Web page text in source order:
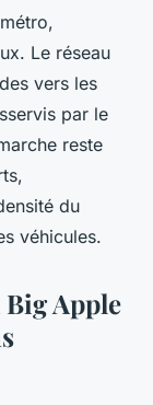
Le réseau
vers les
par le
reste
du
véhicules.
Apple